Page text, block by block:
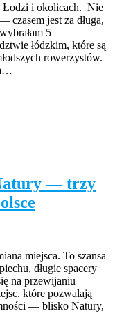
Łodzi i okolicach. Nie
czasem jest za długa,
5
łódzkim, które są
rowerzystów.
— trzy
miejsca. To szansa
długie spacery
na przewijaniu
które pozwalają
— blisko Natury,